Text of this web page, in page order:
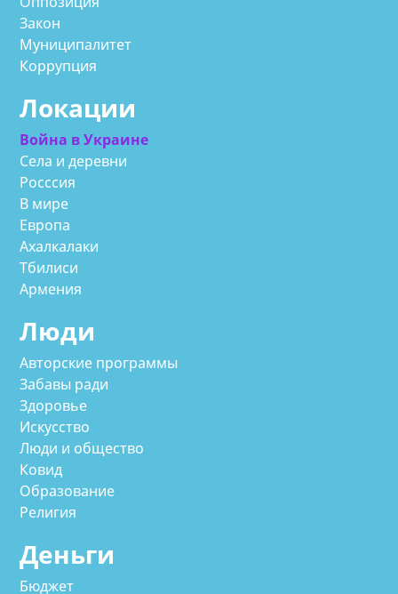
Закон
Муниципалитет
Коррупция
Локации
Война в Украине
Села и деревни
Росссия
В мире
Европа
Ахалкалаки
Тбилиси
Армения
Люди
Авторские программы
Забавы ради
Здоровье
Искусство
Люди и общество
Ковид
Образование
Религия
Деньги
Бюджет